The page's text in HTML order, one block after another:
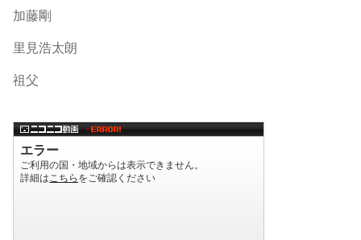
加藤剛
里見浩太朗
祖父